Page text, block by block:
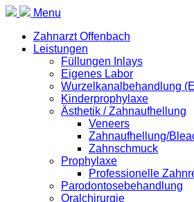
Menu
Zahnarzt Offenbach
Leistungen
Füllungen Inlays
Eigenes Labor
Wurzelkanalbehandlung
Kinderprophylaxe
Ästhetik / Zahnaufhellung
Veneers
Zahnaufhellung/
Zahnschmuck
Prophylaxe
Professionelle
Parodontosebehandlung
Oralchirurgie